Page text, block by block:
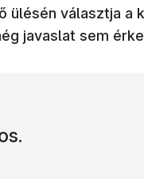
ülésén választja a
javaslat sem